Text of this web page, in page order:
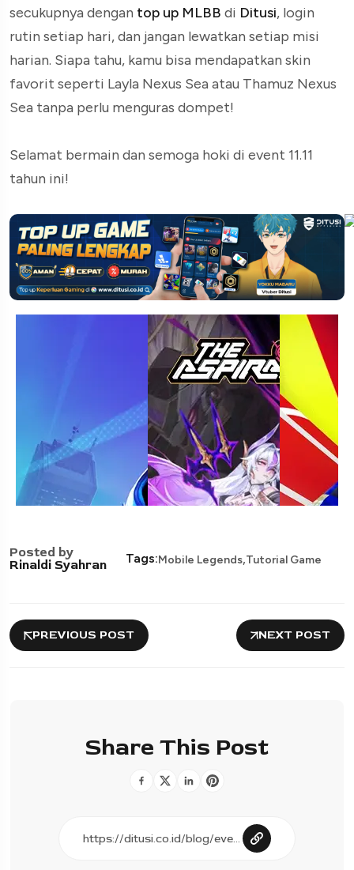
secukupnya dengan top up MLBB di Ditusi, login
rutin setiap hari, dan jangan lewatkan setiap misi
harian. Siapa tahu, kamu bisa mendapatkan skin
favorit seperti Layla Nexus Sea atau Thamuz Nexus
Sea tanpa perlu menguras dompet!
Selamat bermain dan semoga hoki di event 11.11
tahun ini!
Posted by
Rinaldi Syahran
Tags:Mobile Legends,Tutorial Game
PREVIOUS POST NEXT POST
Share This Post